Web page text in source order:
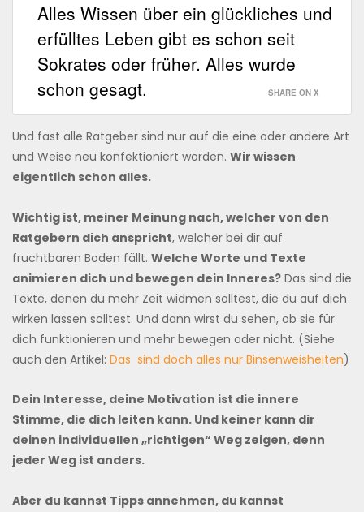
Alles Wissen über ein glückliches und
erfülltes Leben gibt es schon seit
Sokrates oder früher. Alles wurde
schon gesagt.
SHARE ON X
Und fast alle Ratgeber sind nur auf die eine oder andere Art
und Weise neu konfektioniert worden. Wir wissen
eigentlich schon alles.
Wichtig ist, meiner Meinung nach, welcher von den
Ratgebern dich anspricht, welcher bei dir auf
fruchtbaren Boden fällt. Welche Worte und Texte
animieren dich und bewegen dein Inneres? Das sind die
Texte, denen du mehr Zeit widmen solltest, die du auf dich
wirken lassen solltest. Und dann wirst du sehen, ob sie für
dich funktionieren und mehr bewegen oder nicht. (Siehe
auch den Artikel: Das sind doch alles nur Binsenweisheiten)
Dein Interesse, deine Motivation ist die innere
Stimme, die dich leiten kann. Und keiner kann dir
deinen individuellen „richtigen“ Weg zeigen, denn
jeder Weg ist anders.
Aber du kannst Tipps annehmen, du kannst